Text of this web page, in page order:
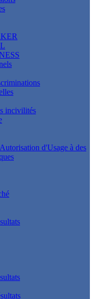
incivilités
d'Usage à des